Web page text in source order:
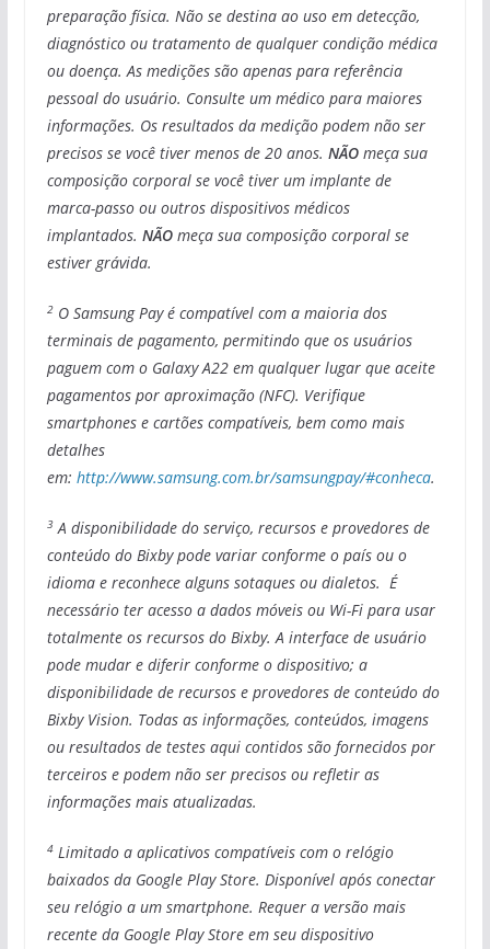
preparação física. Não se destina ao uso em detecção,
diagnóstico ou tratamento de qualquer condição médica
ou doença. As medições são apenas para referência
pessoal do usuário. Consulte um médico para maiores
informações. Os resultados da medição podem não ser
precisos se você tiver menos de 20 anos. NÃOmeça sua
composição corporal se você tiver um implante de
marca-passo ou outros dispositivos médicos
implantados. NÃOmeça sua composição corporal se
estiver grávida.
2O Samsung Pay é compatível com a maioria dos
terminais de pagamento, permitindo que os usuários
paguem com o Galaxy A22 em qualquer lugar que aceite
pagamentos por aproximação (NFC). Verifique
smartphones e cartões compatíveis, bem como mais
detalhes
em: http://www.samsung.com.br/samsungpay/#conheca.
3A disponibilidade do serviço, recursos e provedores de
conteúdo do Bixby pode variar conforme o país ou o
idioma e reconhece alguns sotaques ou dialetos. É
necessário ter acesso a dados móveis ou Wi-Fi para usar
totalmente os recursos do Bixby. A interface de usuário
pode mudar e diferir conforme o dispositivo; a
disponibilidade de recursos e provedores de conteúdo do
Bixby Vision. Todas as informações, conteúdos, imagens
ou resultados de testes aqui contidos são fornecidos por
terceiros e podem não ser precisos ou refletir as
informações mais atualizadas.
4Limitado a aplicativos compatíveis com o relógio
baixados da Google Play Store. Disponível após conectar
seu relógio a um smartphone. Requer a versão mais
recente da Google Play Store em seu dispositivo